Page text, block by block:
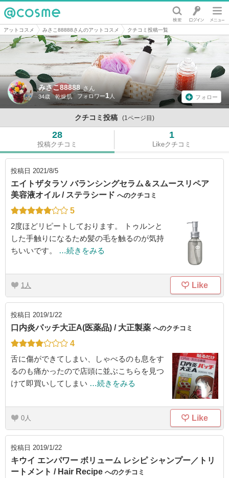
@cosme
アットコスメ みさこ88888さんのアットコスメ クチコミ投稿一覧
みさこ88888 さん
34歳 乾燥肌 1 フォロー
クチコミ投稿 (1ページ目)
28
投稿クチコミ
1
Likeクチコミ
投稿日 2021/8/5
エイトザタラソ バランシングセラム＆スムースリペア
美容液オイル / ステラシード へのクチコミ
5
2度ほどリピートしております。 トゥルンと
した手触りになるため髪の毛を触るのが気持
ちいいです。
…続きをみる
1 Like
投稿日 2019/1/22
口内炎パッチ大正A(医薬品) / 大正製薬 へのクチコミ
4
舌に傷ができてしまい、しゃべるのも息をす
るのも痛かったので店頭に並ぶこちらを見つ
けて即買いしてしまい …続きをみる
0 Like
投稿日 2019/1/22
キウイ エンパワー ボリューム レシピ シャンプー／トリ
ートメント / Hair Recipe へのクチコミ